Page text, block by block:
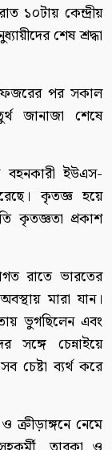
১০টায় কেন্দ্রীয়
শেষ শ্রদ্ধা
ফজরের পর সকাল
জানাজা শেষে
বহনকারী ইউএস-
কৃতজ্ঞ হয়ে
কৃতজ্ঞতা প্রকাশ
রাতে ভারতের
মারা যান।
ভুগছিলেন এবং
সঙ্গে চেন্নাইয়ে
চেষ্টা ব্যর্থ করে
নেমে